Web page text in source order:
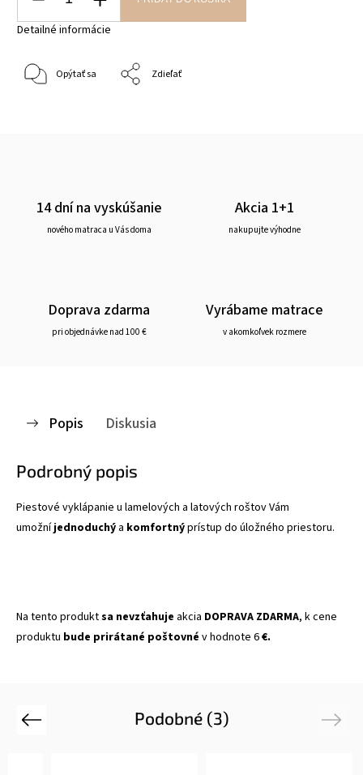
Detailné informácie
Opýtať sa Zdieľať
14 dní na vyskúšanie
nového matraca u Vás doma
Akcia 1+1
nakupujte výhodne
Doprava zdarma
pri objednávke nad 100 €
Vyrábame matrace
v akomkoľvek rozmere
Popis Diskusia
Podrobný popis
Piestové vyklápanie u lamelových a latových roštov Vám
umožníjednoduchý a komfortnýprístup do úložného priestoru.
Na tento produktsa nevzťahuje akcia DOPRAVA ZDARMA, k cene
produktu bude prirátané poštovné v hodnote 6€.
Podobné (3)
Previous Next